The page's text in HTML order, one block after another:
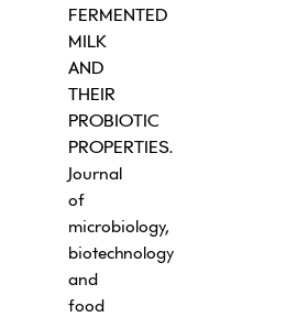
FERMENTED
MILK
AND
THEIR
PROBIOTIC
PROPERTIES.
Journal
of
microbiology,
biotechnology
and
food